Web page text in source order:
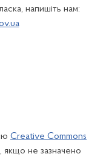
напишіть нам:
Creative Commons
, якщо не зазначено